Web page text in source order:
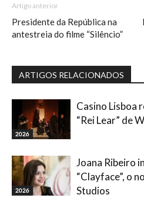
Artigo anterior
Presidente da República na
antestreia do filme “Silêncio”
ARTIGOS RELACIONADOS
2026
Casino Lisboa
“Rei Lear” de
2026
Joana Ribeiro
“Clayface”, o
Studios